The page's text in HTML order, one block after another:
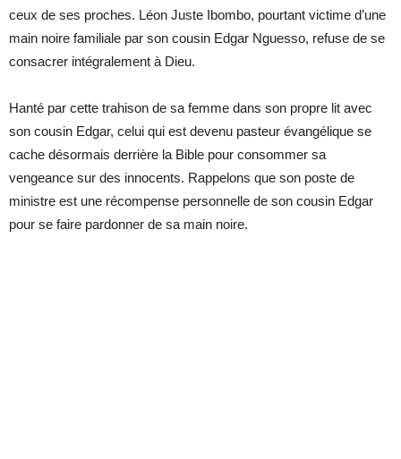
ceux de ses proches. Léon Juste Ibombo, pourtant victime d’une
main noire familiale par son cousin Edgar Nguesso, refuse de se
consacrer intégralement à Dieu.
Hanté par cette trahison de sa femme dans son propre lit avec
son cousin Edgar, celui qui est devenu pasteur évangélique se
cache désormais derrière la Bible pour consommer sa
vengeance sur des innocents. Rappelons que son poste de
ministre est une récompense personnelle de son cousin Edgar
pour se faire pardonner de sa main noire.